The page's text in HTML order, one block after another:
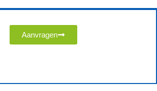
Aanvragen